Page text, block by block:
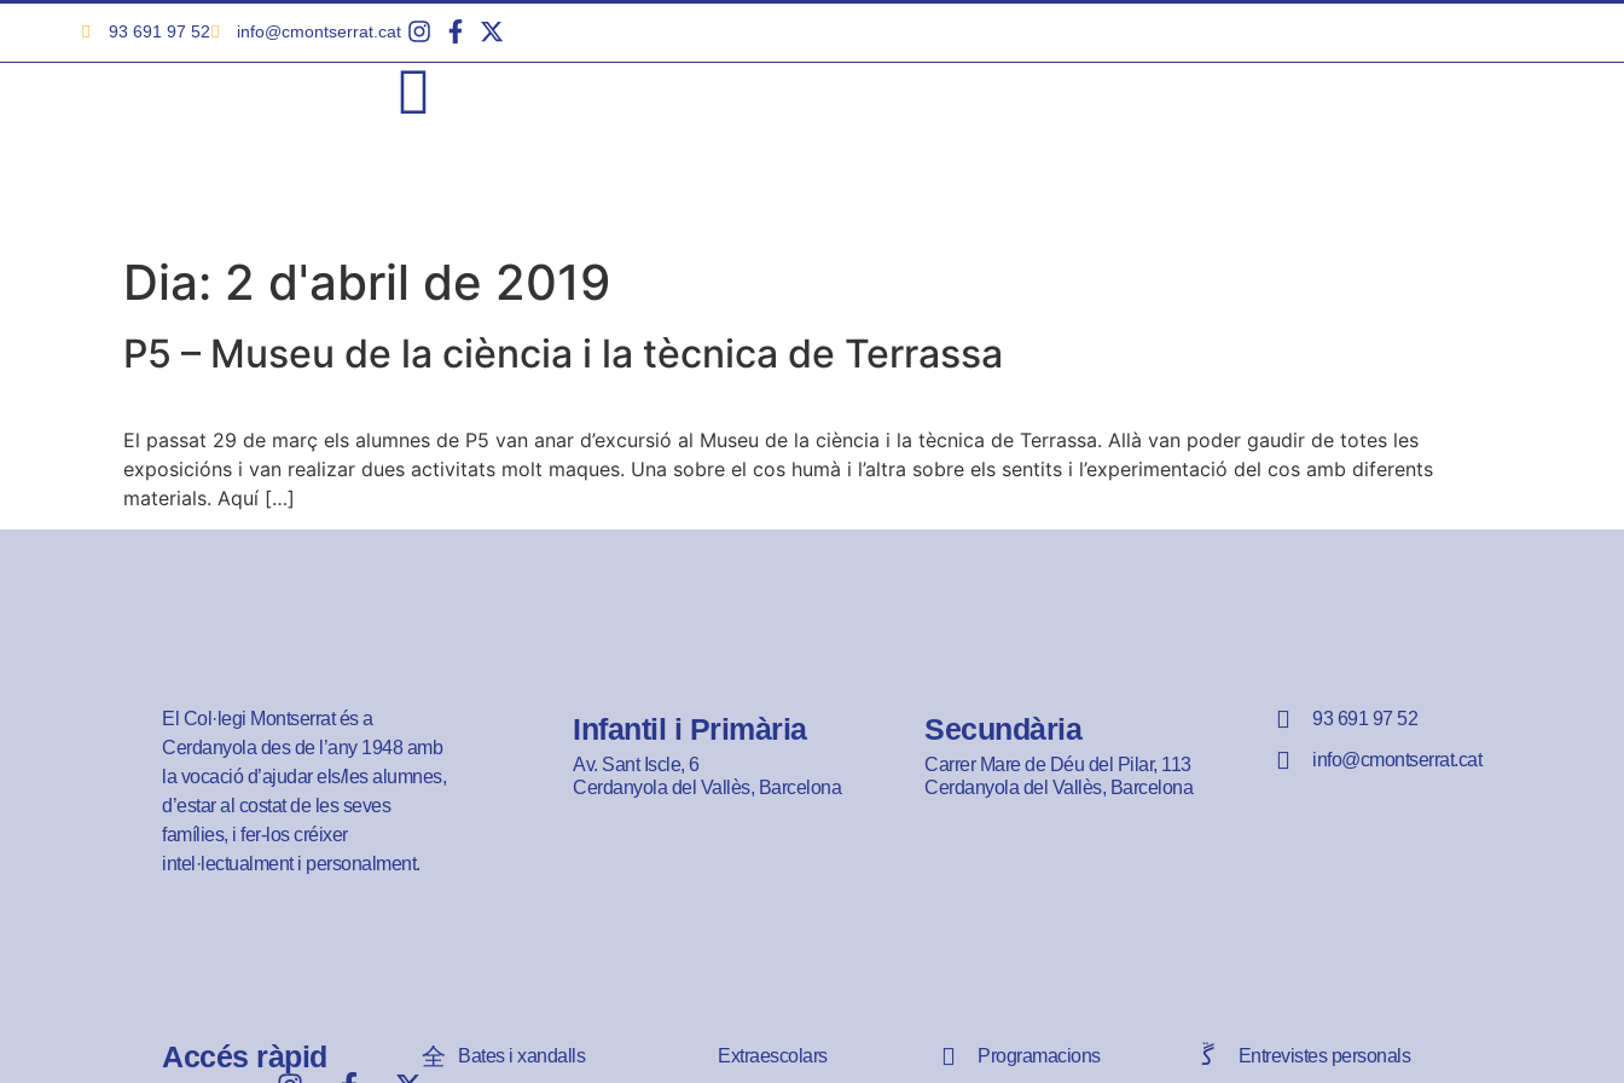
93 691 97 52 info@cmontserrat.cat
Dia: 2 d'abril de 2019
P5 – Museu de la ciència i la tècnica de Terrassa
El passat 29 de març els alumnes de P5 van anar d’excursió al Museu de la ciència i la tècnica de Terrassa. Allà van poder gaudir de totes les
exposicións i van realizar dues activitats molt maques. Una sobre el cos humà i l’altra sobre els sentits i l’experimentació del cos amb diferents
materials. Aquí […]
El Col·legi Montserrat és a
Cerdanyola des de l’any 1948 amb
la vocació d’ajudar els/les alumnes,
d’estar al costat de les seves
famílies, i fer-los créixer
intel·lectualment i personalment.
Infantil i Primària
Av. Sant Iscle, 6
Cerdanyola del Vallès, Barcelona
Secundària
Carrer Mare de Déu del Pilar, 113
Cerdanyola del Vallès, Barcelona
93 691 97 52
info@cmontserrat.cat
Accés ràpid Bates i xandalls Extraescolars Programacions Entrevistes personals